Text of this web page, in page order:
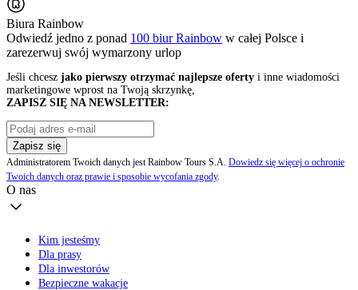
Biura Rainbow
Odwiedź jedno z ponad 100 biur Rainbow w całej Polsce i
zarezerwuj swój wymarzony urlop
Jeśli chcesz jako pierwszy otrzymać najlepsze oferty i inne wiadomości
marketingowe wprost na Twoją skrzynkę,
ZAPISZ SIĘ NA NEWSLETTER:
Zapisz się
Administratorem Twoich danych jest Rainbow Tours S.A. Dowiedz się więcej o ochronie
Twoich danych oraz prawie i sposobie wycofania zgody.
O nas
Kim jesteśmy
Dla prasy
Dla inwestorów
Bezpieczne wakacje